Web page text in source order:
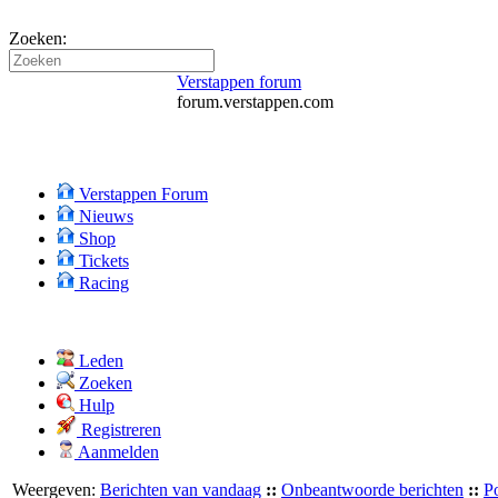
Zoeken:
Verstappen forum
forum.verstappen.com
Verstappen Forum
Nieuws
Shop
Tickets
Racing
Leden
Zoeken
Hulp
Registreren
Aanmelden
Weergeven: Berichten van vandaag :: Onbeantwoorde berichten ::